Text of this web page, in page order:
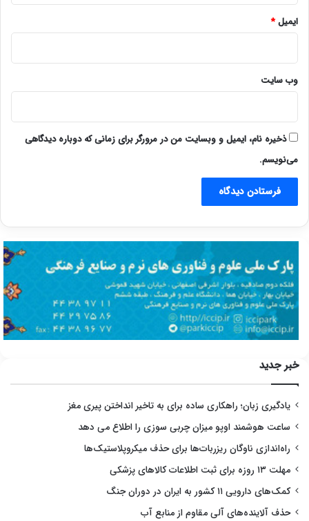
ایمیل*
وب‌ سایت
ذخیره نام، ایمیل و وبسایت من در مرورگر برای زمانی که دوباره دیدگاهی
می‌نویسم.
خبر جدید
یادگیری زبان؛ راهکاری ساده برای به تاخیر انداختن پیری مغز
ساعت هوشمند اوپو میزان چربی سوزی را اطلاع می دهد
راه‌اندازی ناوگان ریزربات‌ها برای حذف میکروپلاستیک‌ها
مهلت ۱۳ روزه برای ثبت اطلاعات کالاهای پزشکی
کمک‌های دارویی ۱۱ کشور به ایران در دوران جنگ
حذف آلاینده‌های آلی مقاوم از منابع آب